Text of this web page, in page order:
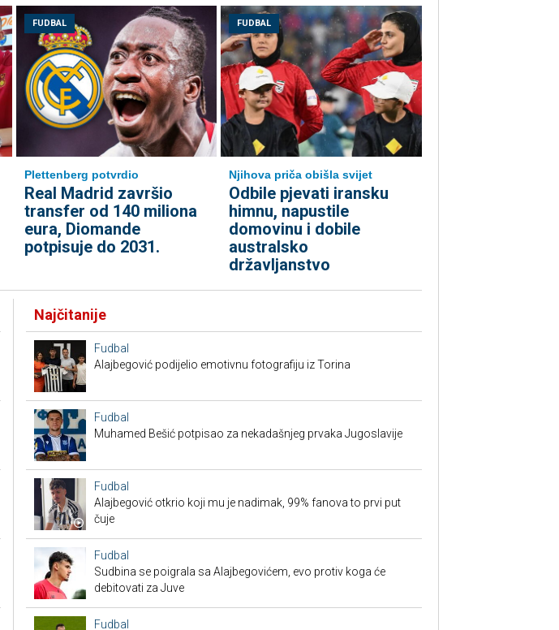
FUDBAL
Plettenberg potvrdio
Real Madrid završio
transfer od 140 miliona
eura, Diomande
potpisuje do 2031.
FUDBAL
Njihova priča obišla svijet
Odbile pjevati iransku
himnu, napustile
domovinu i dobile
australsko
državljanstvo
Najčitanije
Fudbal
Alajbegović podijelio emotivnu fotografiju iz Torina
Fudbal
Muhamed Bešić potpisao za nekadašnjeg prvaka Jugoslavije
Fudbal
Alajbegović otkrio koji mu je nadimak, 99% fanova to prvi put
čuje
Fudbal
Sudbina se poigrala sa Alajbegovićem, evo protiv koga će
debitovati za Juve
Fudbal